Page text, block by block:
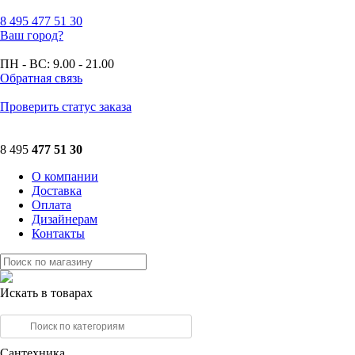
8 495 477 51 30
Ваш город?
ПН - ВС: 9.00 - 21.00
Обратная связь
Проверить статус заказа
8 495 477 51 30
О компании
Доставка
Оплата
Дизайнерам
Контакты
Искать в товарах